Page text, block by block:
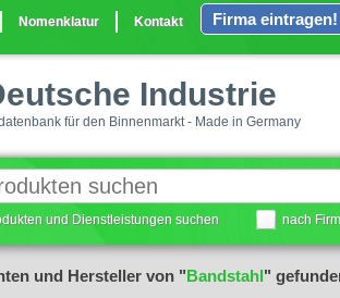
Nomenklatur Kontakt Firma eintragen!
Industrie
für den Binnenmarkt - Made in Germany
und Dienstleistungen suchen nach
und Hersteller von "Bandstahl"